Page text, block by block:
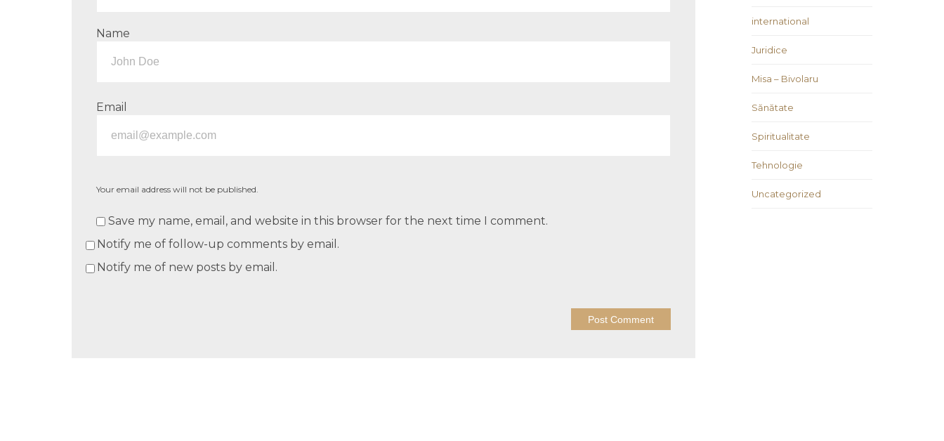
Name
Email
Your email address will not be published.
Save my name, email, and website in this browser for the next time I comment.
Notify me of follow-up comments by email.
Notify me of new posts by email.
international
Juridice
Misa – Bivolaru
Sănătate
Spiritualitate
Tehnologie
Uncategorized